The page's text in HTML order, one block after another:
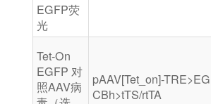
EGFP荧
光
Tet-On
EGFP 对
照AAV病
pAAV[Tet_on]-
CBh>tTS/rtTA